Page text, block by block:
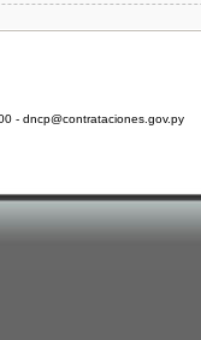
- dncp@contrataciones.gov.py